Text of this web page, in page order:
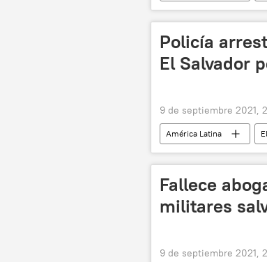
Policía
El Salvador
9 de septiembre 2021,
América Latina
Fallece
militares
9 de septiembre 2021,